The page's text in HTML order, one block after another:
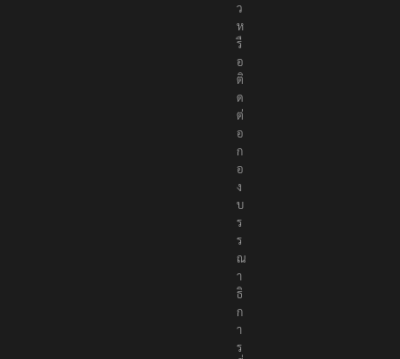
ว
ห
รื
อ
ติ
ด
ต่
อ
ก
อ
ง
บ
ร
ร
ณ
า
ธิ
ก
า
ร